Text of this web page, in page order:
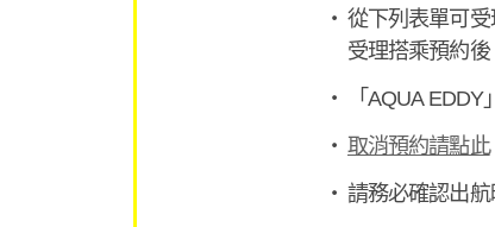
從下列表單可受
受理搭乘預約
「AQUA EDDY
取消預約請點此
請務必確認出